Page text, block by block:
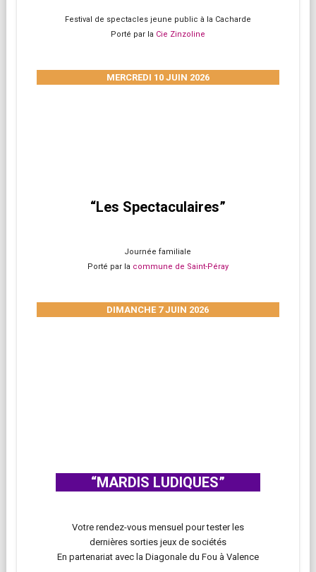
Festival de spectacles jeune public à la Cacharde
Porté par la Cie Zinzoline
MERCREDI 10 JUIN 2026
“Les Spectaculaires”
Journée familiale
Porté par la commune de Saint-Péray
DIMANCHE 7 JUIN 2026
“MARDIS LUDIQUES”
Votre rendez-vous mensuel pour tester les
dernières sorties jeux de sociétés
En partenariat avec la Diagonale du Fou à Valence